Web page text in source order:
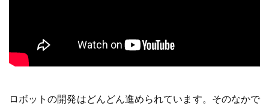
ロボットの開発はどんどん進められています。そのなかで